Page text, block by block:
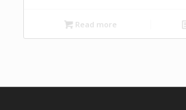
Read more